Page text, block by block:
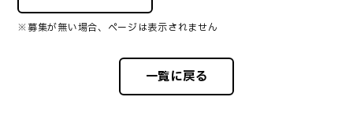
※募集が無い場合、ページは表示されません
一覧に戻る